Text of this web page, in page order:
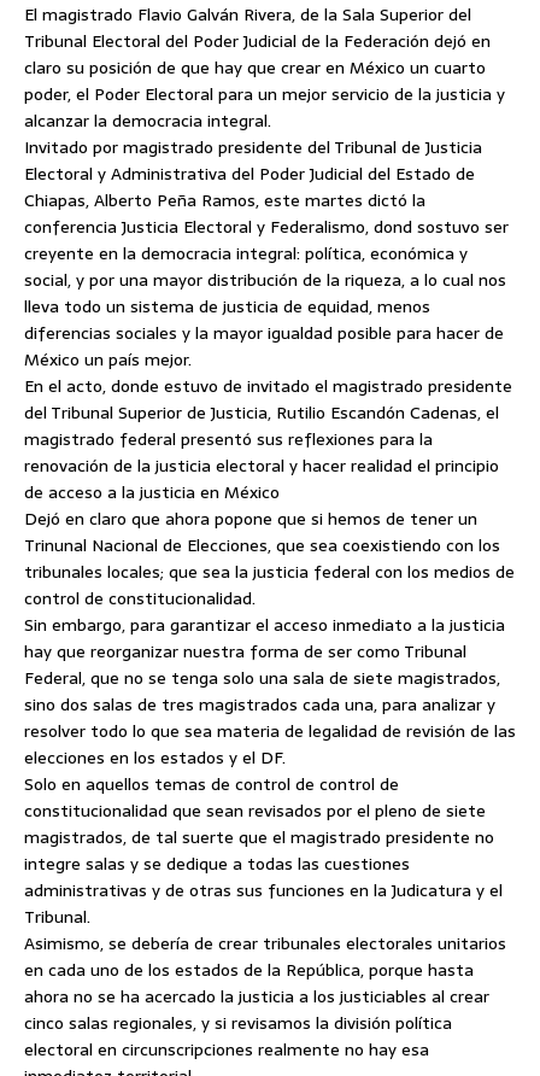
El magistrado Flavio Galván Rivera, de la Sala Superior del
Tribunal Electoral del Poder Judicial de la Federación dejó en
claro su posición de que hay que crear en México un cuarto
poder, el Poder Electoral para un mejor servicio de la justicia y
alcanzar la democracia integral.
Invitado por magistrado presidente del Tribunal de Justicia
Electoral y Administrativa del Poder Judicial del Estado de
Chiapas, Alberto Peña Ramos, este martes dictó la
conferencia Justicia Electoral y Federalismo, dond sostuvo ser
creyente en la democracia integral: política, económica y
social, y por una mayor distribución de la riqueza, a lo cual nos
lleva todo un sistema de justicia de equidad, menos
diferencias sociales y la mayor igualdad posible para hacer de
México un país mejor.
En el acto, donde estuvo de invitado el magistrado presidente
del Tribunal Superior de Justicia, Rutilio Escandón Cadenas, el
magistrado federal presentó sus reflexiones para la
renovación de la justicia electoral y hacer realidad el principio
de acceso a la justicia en México
Dejó en claro que ahora popone que si hemos de tener un
Trinunal Nacional de Elecciones, que sea coexistiendo con los
tribunales locales; que sea la justicia federal con los medios de
control de constitucionalidad.
Sin embargo, para garantizar el acceso inmediato a la justicia
hay que reorganizar nuestra forma de ser como Tribunal
Federal, que no se tenga solo una sala de siete magistrados,
sino dos salas de tres magistrados cada una, para analizar y
resolver todo lo que sea materia de legalidad de revisión de las
elecciones en los estados y el DF.
Solo en aquellos temas de control de control de
constitucionalidad que sean revisados por el pleno de siete
magistrados, de tal suerte que el magistrado presidente no
integre salas y se dedique a todas las cuestiones
administrativas y de otras sus funciones en la Judicatura y el
Tribunal.
Asimismo, se debería de crear tribunales electorales unitarios
en cada uno de los estados de la República, porque hasta
ahora no se ha acercado la justicia a los justiciables al crear
cinco salas regionales, y si revisamos la división política
electoral en circunscripciones realmente no hay esa